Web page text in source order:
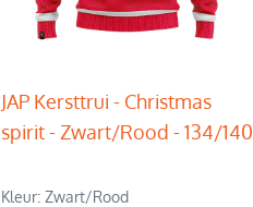
JAP Kersttrui - Christmas
spirit - Zwart/Rood - 134/140
Kleur: Zwart/Rood